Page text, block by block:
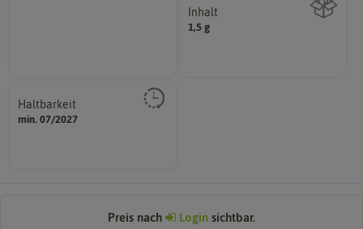
Inhalt
1,5 g
Haltbarkeit
min. 07/2027
und Pflanzgut sehr gut keimen
sollte.
Preis nach Login sichtbar.